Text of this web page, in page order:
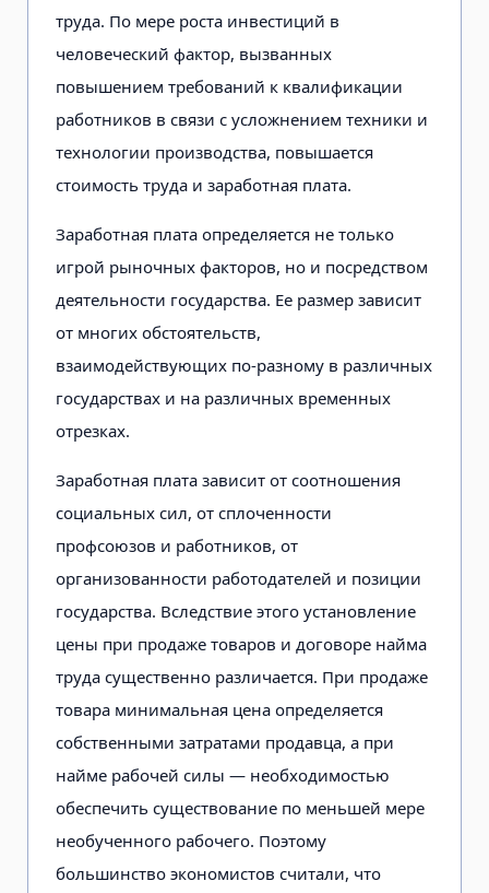
труда. По мере роста инвестиций в
человеческий фактор, вызванных
повышением требований к квалификации
работников в связи с усложнением техники и
технологии производства, повышается
стоимость труда и заработная плата.
Заработная плата определяется не только
игрой рыночных факторов, но и посредством
деятельности государства. Ее размер зависит
от многих обстоятельств,
взаимодействующих по-разному в различных
государствах и на различных временных
отрезках.
Заработная плата зависит от соотношения
социальных сил, от сплоченности
профсоюзов и работников, от
организованности работодателей и позиции
государства. Вследствие этого установление
цены при продаже товаров и договоре найма
труда существенно различается. При продаже
товара минимальная цена определяется
собственными затратами продавца, а при
найме рабочей силы — необходимостью
обеспечить существование по меньшей мере
необученного рабочего. Поэтому
большинство экономистов считали, что